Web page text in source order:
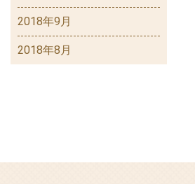
2018年9月
2018年8月